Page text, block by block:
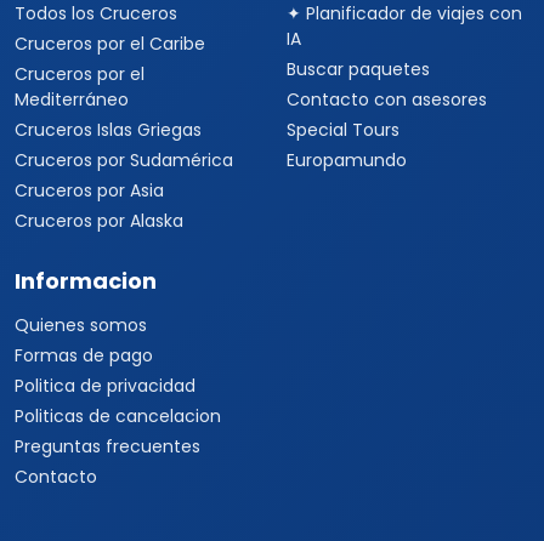
Todos los Cruceros
Cruceros por el Caribe
Cruceros por el
Mediterráneo
Cruceros Islas Griegas
Cruceros por Sudamérica
Cruceros por Asia
Cruceros por Alaska
✦ Planificador de viajes con
IA
Buscar paquetes
Contacto con asesores
Special Tours
Europamundo
Informacion
Quienes somos
Formas de pago
Politica de privacidad
Politicas de cancelacion
Preguntas frecuentes
Contacto